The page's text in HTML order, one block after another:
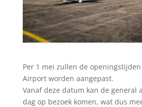
Per 1 mei zullen de
Airport worden aangepast.
Vanaf deze datum kan de general
dag op bezoek komen, wat dus